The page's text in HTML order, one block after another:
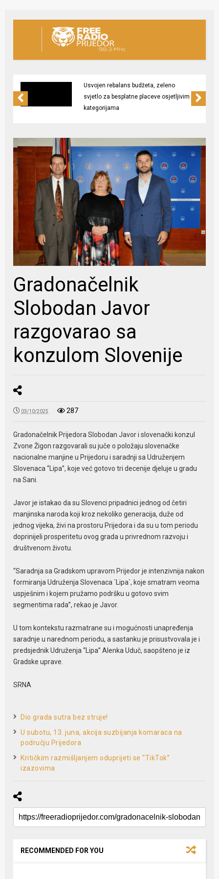
Usvojen rebalans budžeta, zeleno
svjetlo za besplatne placeve osjetljivim
kategorijama
Gradonačelnik
Slobodan Javor
razgovarao sa
konzulom Slovenije
03/10/2025 287
Gradonačelnik Prijedora Slobodan Javor i slovenački konzul
Zvone Žigon razgovarali su juče o položaju slovenačke
nacionalne manjine u Prijedoru i saradnji sa Udruženjem
Slovenaca “Lipa”, koje već gotovo tri decenije djeluje u gradu
na Sani.
Javor je istakao da su Slovenci pripadnici jednog od četiri
manjinska naroda koji kroz nekoliko generacija, duže od
jednog vijeka, živi na prostoru Prijedora i da su u tom periodu
doprinijeli prosperitetu ovog grada u privrednom razvoju i
društvenom životu.
“Saradnja sa Gradskom upravom Prijedor je intenzivnija nakon
formiranja Udruženja Slovenaca `Lipa`, koje smatram veoma
uspješnim i kojem pružamo podršku u gotovo svim
segmentima rada”, rekao je Javor.
U tom kontekstu razmatrane su i mogućnosti unapređenja
saradnje u narednom periodu, a sastanku je prisustvovala je i
predsjednik Udruženja “Lipa” Alenka Uduč, saopšteno je iz
Gradske uprave.
SRNA
Dio grada sutra bez struje!
U subotu, 13. juna, akcija suzbijanja komaraca na
području Prijedora
Kritičkim razmišljanjem oduprijeti se “TikTok”
izazovima
RECOMMENDED FOR YOU